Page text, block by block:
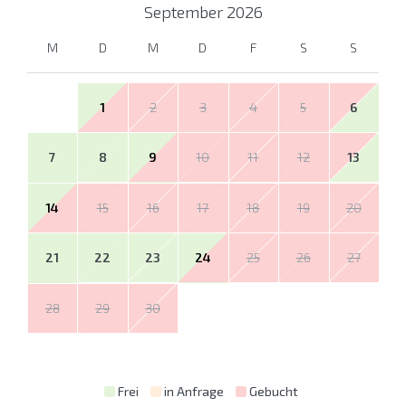
September 2026
M D M D F S S
1 2 3 4 5 6
7 8 9 10 11 12 13
14 15 16 17 18 19 20
21 22 23 24 25 26 27
28 29 30
Frei in Anfrage Gebucht